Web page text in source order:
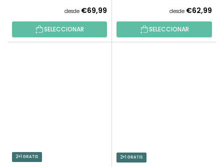
desde €69,99
SELECCIONAR
desde €62,99
SELECCIONAR
2+1 GRATIS 2+1 GRATIS